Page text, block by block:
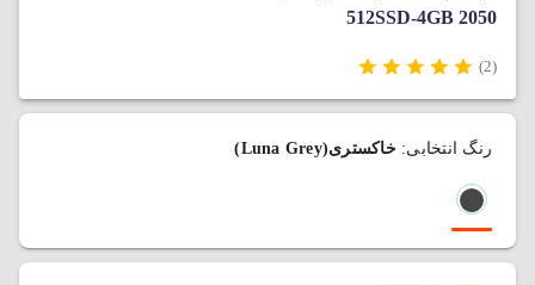
512SSD-4GB 2050
(2)
رنگ انتخابی:خاکستری(Luna Grey)